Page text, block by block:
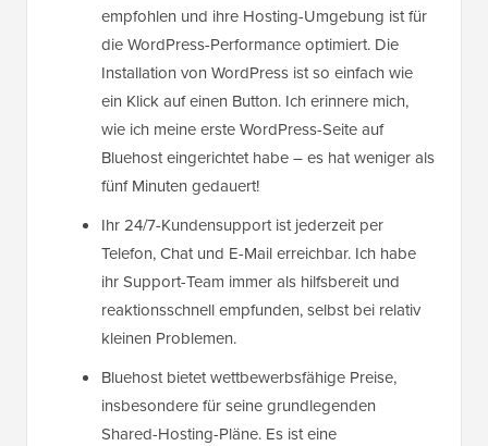
empfohlen und ihre Hosting-Umgebung ist für
die WordPress-Performance optimiert. Die
Installation von WordPress ist so einfach wie
ein Klick auf einen Button. Ich erinnere mich,
wie ich meine erste WordPress-Seite auf
Bluehost eingerichtet habe – es hat weniger als
fünf Minuten gedauert!
Ihr 24/7-Kundensupport ist jederzeit per
Telefon, Chat und E-Mail erreichbar. Ich habe
ihr Support-Team immer als hilfsbereit und
reaktionsschnell empfunden, selbst bei relativ
kleinen Problemen.
Bluehost bietet wettbewerbsfähige Preise,
insbesondere für seine grundlegenden
Shared-Hosting-Pläne. Es ist eine